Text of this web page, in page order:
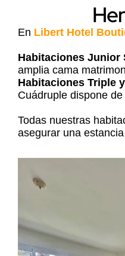
En Libert Hotel
Habitaciones Junior
amplia cama
Habitaciones Triple
Cuádruple dispone
Todas nuestras
asegurar una